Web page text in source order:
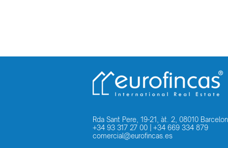
Rda Sant Pere, 19-21, àt. 2, 08010
+34 93 317 27 00
+34 669 334 879
comercial@eurofincas.es